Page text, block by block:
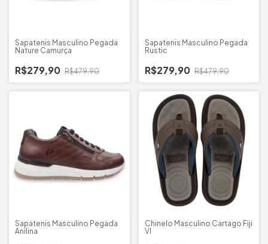
Sapatenis Masculino Pegada
Nature Camurça
R$279,90 R$479,90
Sapatenis Masculino Pegada
Rustic
R$279,90 R$479,90
Sapatenis Masculino Pegada
Anilina
Chinelo Masculino Cartago Fiji
VI